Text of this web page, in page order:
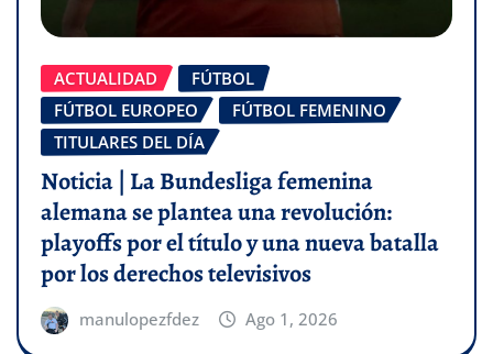
ACTUALIDAD
FÚTBOL
FÚTBOL EUROPEO
FÚTBOL FEMENINO
TITULARES DEL DÍA
Noticia | La Bundesliga femenina
alemana se plantea una revolución:
playoffs por el título y una nueva batalla
por los derechos televisivos
manulopezfdez Ago 1, 2026